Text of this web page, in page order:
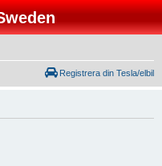
Registrera din Tesla/elbil